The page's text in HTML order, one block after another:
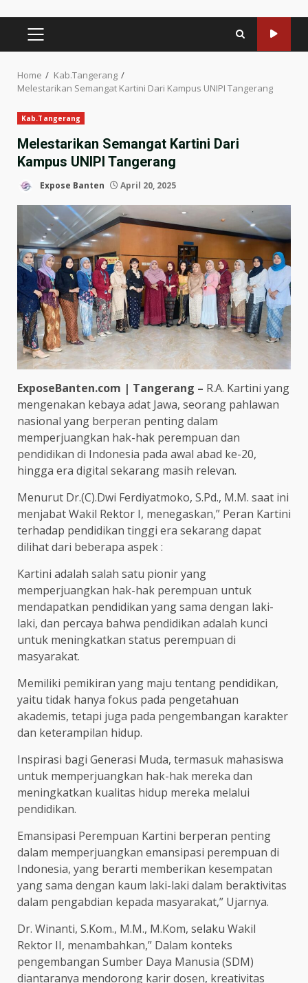
PRIMARY
MENU
Home
Kab.Tangerang
Melestarikan Semangat Kartini Dari Kampus UNIPI Tangerang
Kab.Tangerang
Melestarikan Semangat Kartini Dari
Kampus UNIPI Tangerang
Expose Banten April 20, 2025
ExposeBanten.com | Tangerang – R.A. Kartini yang
mengenakan kebaya adat Jawa, seorang pahlawan
nasional yang berperan penting dalam
memperjuangkan hak-hak perempuan dan
pendidikan di Indonesia pada awal abad ke-20,
hingga era digital sekarang masih relevan.
Menurut Dr.(C).Dwi Ferdiyatmoko, S.Pd., M.M. saat ini
menjabat Wakil Rektor I, menegaskan,” Peran Kartini
terhadap pendidikan tinggi era sekarang dapat
dilihat dari beberapa aspek :
Kartini adalah salah satu pionir yang
memperjuangkan hak-hak perempuan untuk
mendapatkan pendidikan yang sama dengan laki-
laki, dan percaya bahwa pendidikan adalah kunci
untuk meningkatkan status perempuan di
masyarakat.
Memiliki pemikiran yang maju tentang pendidikan,
yaitu tidak hanya fokus pada pengetahuan
akademis, tetapi juga pada pengembangan karakter
dan keterampilan hidup.
Inspirasi bagi Generasi Muda, termasuk mahasiswa
untuk memperjuangkan hak-hak mereka dan
meningkatkan kualitas hidup mereka melalui
pendidikan.
Emansipasi Perempuan Kartini berperan penting
dalam memperjuangkan emansipasi perempuan di
Indonesia, yang berarti memberikan kesempatan
yang sama dengan kaum laki-laki dalam beraktivitas
dalam pengabdian kepada masyarakat,” Ujarnya.
Dr. Winanti, S.Kom., M.M., M.Kom, selaku Wakil
Rektor II, menambahkan,” Dalam konteks
pengembangan Sumber Daya Manusia (SDM)
diantaranya mendorong karir dosen, kreativitas